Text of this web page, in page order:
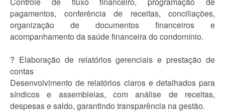
pagamentos, conferência de receitas, conciliações,
organização de documentos financeiros e
acompanhamento da saúde financeira do condomínio.
? Elaboração de relatórios gerenciais e prestação de
contas
Desenvolvimento de relatórios claros e detalhados para
síndicos e assembleias, com análise de receitas,
despesas e saldo, garantindo transparência na gestão.